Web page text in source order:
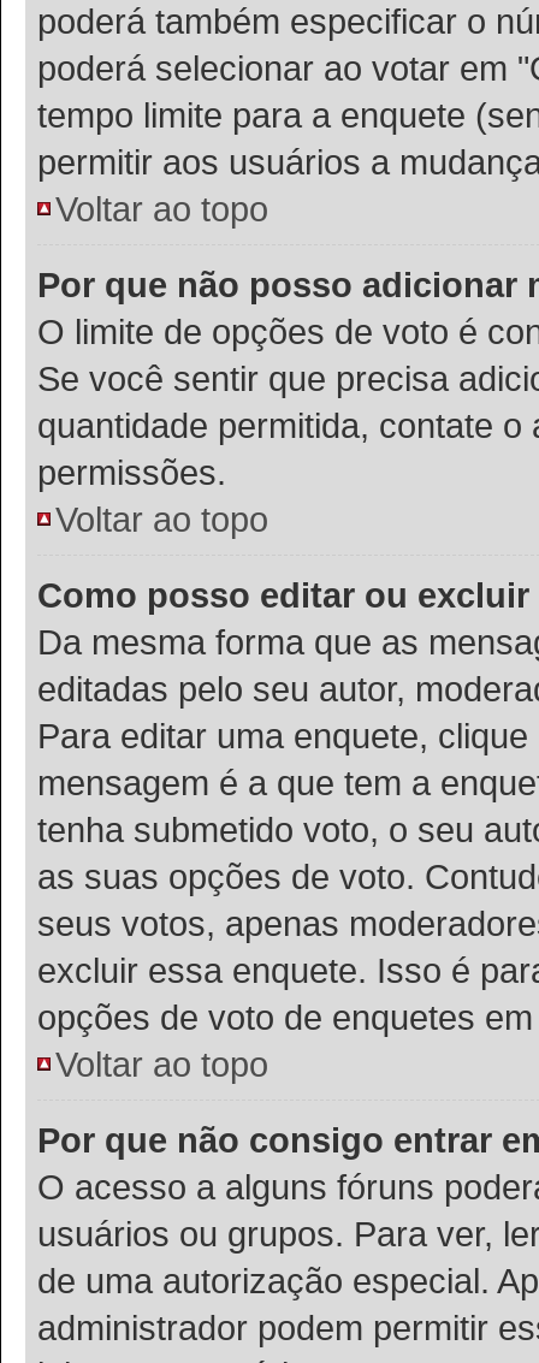
poderá também especificar o
poderá selecionar ao votar em
tempo limite para a enquete
permitir aos usuários a
Voltar ao topo
Por que não posso adicionar
O limite de opções de voto é
Se você sentir que precisa
quantidade permitida, contate
permissões.
Voltar ao topo
Como posso editar ou
Da mesma forma que as
editadas pelo seu autor,
Para editar uma enquete,
mensagem é a que tem a
tenha submetido voto, o seu
as suas opções de voto.
seus votos, apenas
excluir essa enquete. Isso é
opções de voto de enquetes
Voltar ao topo
Por que não consigo entrar
O acesso a alguns fóruns
usuários ou grupos. Para ver,
de uma autorização especial.
administrador podem permitir